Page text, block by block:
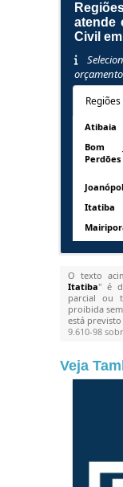
atende
Civil
orçamento
Atibaia
Bom
Perdões
Itatiba
O texto
Itatiba" é
parcial ou
proibida
está
9.610-98
Veja